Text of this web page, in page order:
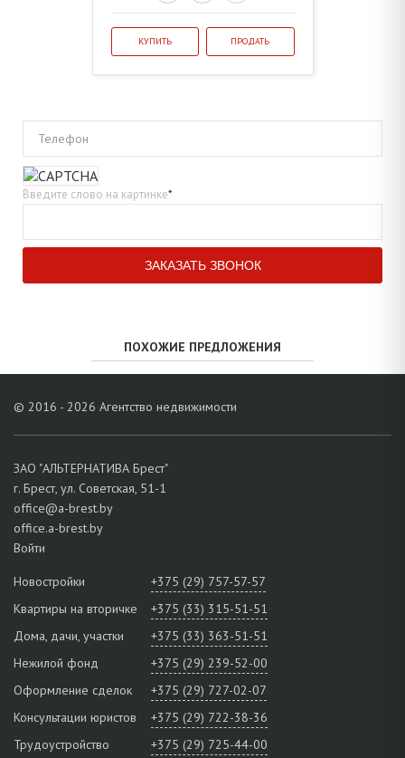
КУПИТЬ ПРОДАТЬ
Телефон
Введите слово на картинке*
ПОХОЖИЕ ПРЕДЛОЖЕНИЯ
© 2016 - 2026 Агентство недвижимости
ЗАО "АЛЬТЕРНАТИВА Брест"
г. Брест, ул. Советская, 51-1
office@a-brest.by
office.a-brest.by
Войти
Новостройки
+375 (29) 757-57-57
Квартиры на вторичке
+375 (33) 315-51-51
Дома, дачи, участки
+375 (33) 363-51-51
Нежилой фонд
+375 (29) 239-52-00
Оформление сделок
+375 (29) 727-02-07
Консультации юристов
+375 (29) 722-38-36
Трудоустройство
+375 (29) 725-44-00